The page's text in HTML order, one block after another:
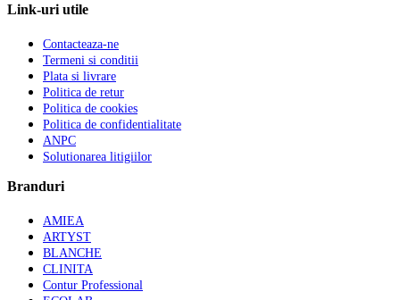
Link-uri utile
Contacteaza-ne
Termeni si conditii
Plata si livrare
Politica de retur
Politica de cookies
Politica de confidentialitate
ANPC
Solutionarea litigiilor
Branduri
AMIEA
ARTYST
BLANCHE
CLINITA
Contur Professional